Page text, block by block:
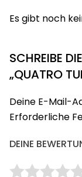
Es gibt noch
SCHREIBE
„QUATRO
Deine E-Mail-
Erforderliche
DEINE